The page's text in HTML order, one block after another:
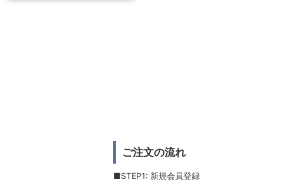
ご注文の流れ
■STEP1: 新規会員登録